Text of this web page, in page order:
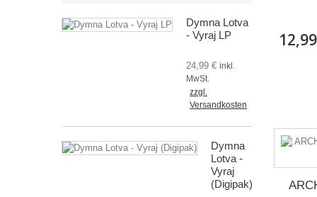
Dymna Lotva
- Vyraj LP
24,99 € inkl.
MwSt.
zzgl.
Versandkosten
Dymna
Lotva -
Vyraj
(Digipak)